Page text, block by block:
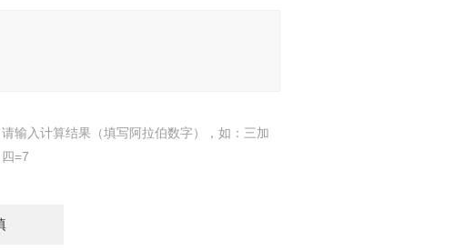
请输入计算结果（填写阿拉伯数字），如：三加
四=7